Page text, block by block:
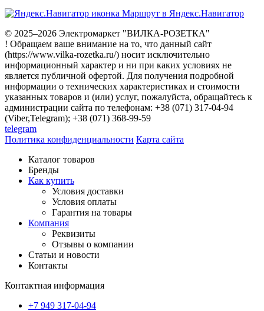
Маршрут в Яндекс.Навигатор
© 2025–2026 Электромаркет "ВИЛКА-РОЗЕТКА"
! Обращаем ваше внимание на то, что данный сайт
(https://www.vilka-rozetka.ru/) носит исключительно
информационный характер и ни при каких условиях не
является публичной офертой. Для получения подробной
информации о технических характеристиках и стоимости
указанных товаров и (или) услуг, пожалуйста, обращайтесь к
администрации сайта по телефонам: +38 (071) 317-04-94
(Viber,Telegram); +38 (071) 368-99-59
telegram
Политика конфиденциальности Карта сайта
Каталог товаров
Бренды
Как купить
Условия доставки
Условия оплаты
Гарантия на товары
Компания
Реквизиты
Отзывы о компании
Статьи и новости
Контакты
Контактная информация
+7 949 317-04-94